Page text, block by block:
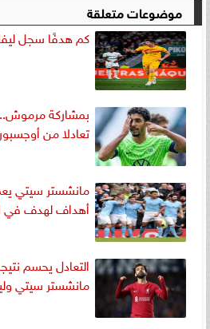
موضوعات متعلقة
كم هدفًا سجل
بمشاركة
تعادلا من
مانشستر سيتي
أهداف لهدف في
التعادل يحسم
مانشستر سيتي